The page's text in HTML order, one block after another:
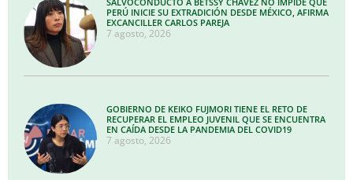
PERÚ INICIE SU EXTRADICIÓN DESDE MÉXICO, AFIRMA
EXCANCILLER CARLOS PAREJA
7 agosto, 2026
GOBIERNO DE KEIKO FUJMORI TIENE EL RETO DE
RECUPERAR EL EMPLEO JUVENIL QUE SE ENCUENTRA
EN CAÍDA DESDE LA PANDEMIA DEL COVID19
7 agosto, 2026